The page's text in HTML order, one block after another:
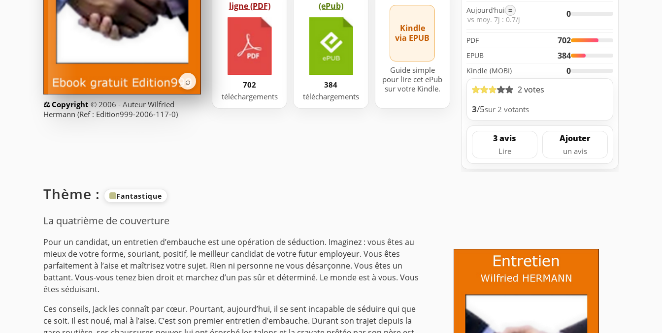
⌕
© 2006 - Auteur Wilfried
Hermann (Ref : Edition999-2006-117-0)
ligne (PDF)
702
téléchargements
(ePub)
384
téléchargements
Kindle
via EPUB
Guide simple
pour lire cet ePub
sur votre Kindle.
Aujourd’hui =
vs moy. 7j : 0.7/j
0
PDF 702
EPUB 384
Kindle (MOBI)
0
2 votes
3/5sur 2 votants
3 avis
Lire
Ajouter
un avis
Thème : Fantastique
La quatrième de couverture
Pour un candidat, un entretien d’embauche est une opération de séduction. Imaginez : vous êtes au
mieux de votre forme, souriant, positif, le meilleur candidat de votre futur employeur. Vous êtes
parfaitement à l’aise et maîtrisez votre sujet. Rien ni personne ne vous désarçonne. Vous êtes un
battant. Vous-vous tenez bien droit et marchez d’un pas sûr et déterminé. Le monde est à vous. Vous
êtes séduisant.
Ces conseils, Jack les connaît par cœur. Pourtant, aujourd’hui, il se sent incapable de séduire qui que
ce soit. Il est noué, mal à l’aise. C’est son premier entretien d’embauche. Durant son trajet depuis la